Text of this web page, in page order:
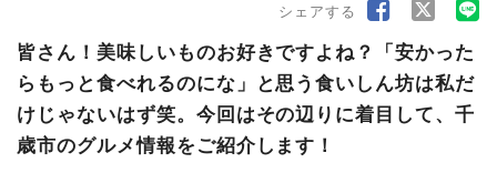
シェアする
皆さん！美味しいものお好きですよね？「安かった
らもっと食べれるのにな」と思う食いしん坊は私だ
けじゃないはず笑。今回はその辺りに着目して、千
歳市のグルメ情報をご紹介します！